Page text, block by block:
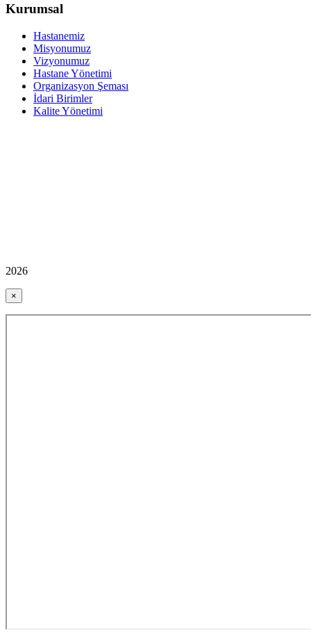
Kurumsal
Hastanemiz
Misyonumuz
Vizyonumuz
Hastane Yönetimi
Organizasyon Şeması
İdari Birimler
Kalite Yönetimi
2026
×